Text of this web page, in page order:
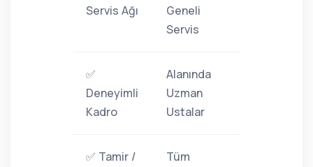
Servis Ağı
Geneli
Servis
✅
Deneyimli
Kadro
Alanında
Uzman
Ustalar
✅ Tamir /
Tüm